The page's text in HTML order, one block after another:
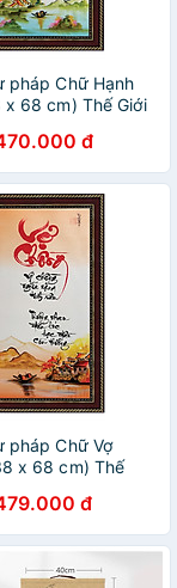
pháp Chữ Hạnh
x 68 cm) Thế Giới
đ
pháp Chữ Vợ
x 68 cm) Thế
đ